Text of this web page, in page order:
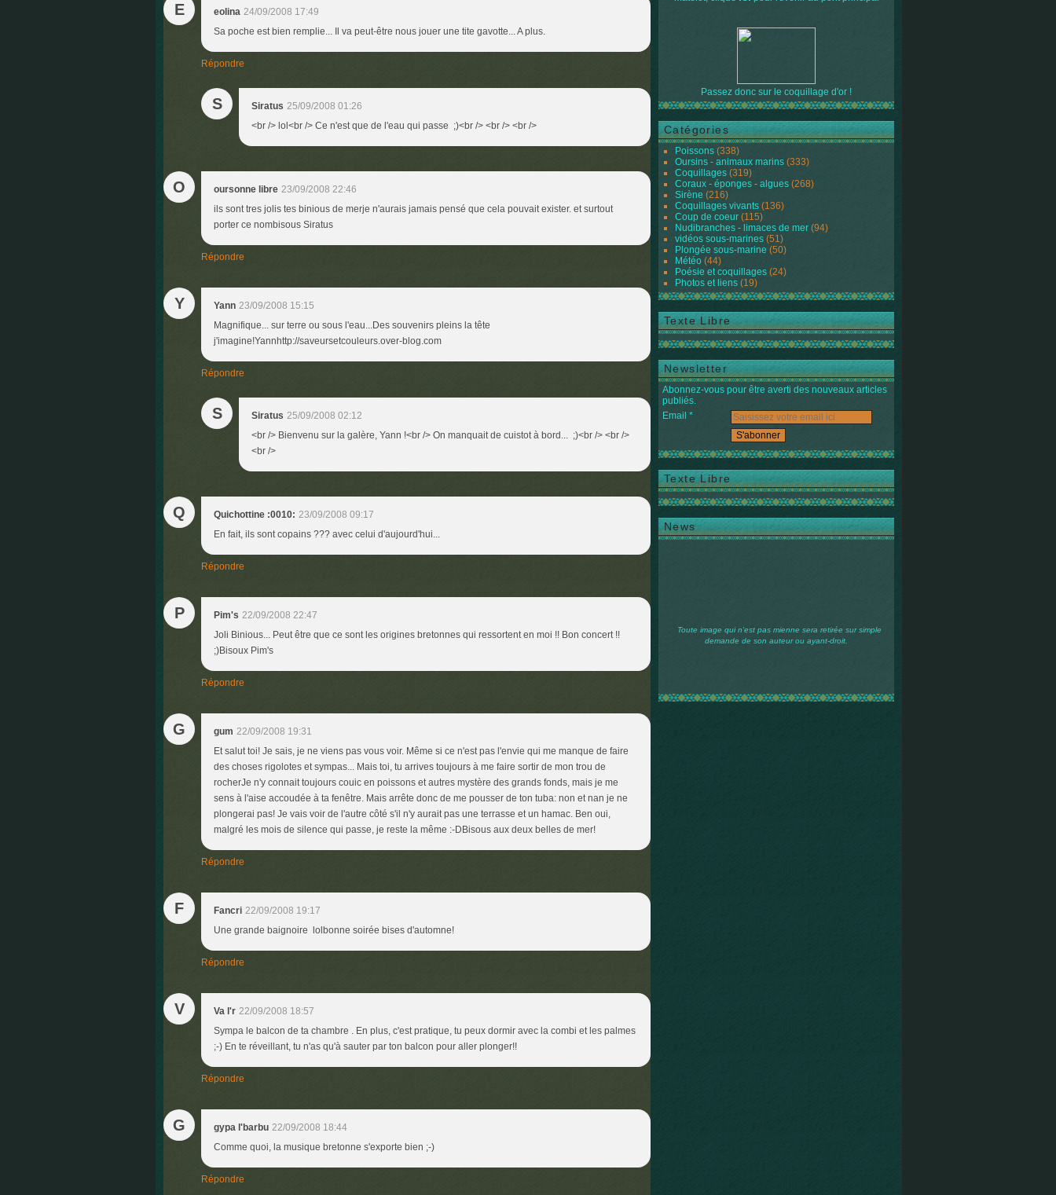
E eolina 24/09/2008 17:49
Sa poche est bien remplie... Il va peut-être nous jouer une tite gavotte... A plus.
Répondre
S Siratus 25/09/2008 01:26
<br /> lol<br /> Ce n'est que de l'eau qui passe ;)<br /> <br /> <br />
O oursonne libre 23/09/2008 22:46
ils sont tres jolis tes binious de merje n'aurais jamais pensé que cela pouvait exister. et surtout
porter ce nombisous Siratus
Répondre
Y Yann 23/09/2008 15:15
Magnifique... sur terre ou sous l'eau...Des souvenirs pleins la tête
j'imagine!Yannhttp://saveursetcouleurs.over-blog.com
Répondre
S Siratus 25/09/2008 02:12
<br /> Bienvenu sur la galère, Yann !<br /> On manquait de cuistot à bord... ;)<br /> <br />
<br />
Q Quichottine :0010: 23/09/2008 09:17
En fait, ils sont copains ??? avec celui d'aujourd'hui...
Répondre
P Pim's 22/09/2008 22:47
Joli Binious... Peut être que ce sont les origines bretonnes qui ressortent en moi !! Bon concert !!
;)Bisoux Pim's
Répondre
G gum 22/09/2008 19:31
Et salut toi! Je sais, je ne viens pas vous voir. Même si ce n'est pas l'envie qui me manque de faire
des choses rigolotes et sympas... Mais toi, tu arrives toujours à me faire sortir de mon trou de
rocherJe n'y connait toujours couic en poissons et autres mystère des grands fonds, mais je me
sens à l'aise accoudée à ta fenêtre. Mais arrête donc de me pousser de ton tuba: non et nan je ne
plongerai pas! Je vais voir de l'autre côté s'il n'y aurait pas une terrasse et un hamac. Ben oui,
malgré les mois de silence qui passe, je reste la même :-DBisous aux deux belles de mer!
Répondre
F Fancri 22/09/2008 19:17
Une grande baignoire lolbonne soirée bises d'automne!
Répondre
V Va l'r 22/09/2008 18:57
Sympa le balcon de ta chambre . En plus, c'est pratique, tu peux dormir avec la combi et les palmes
;-) En te réveillant, tu n'as qu'à sauter par ton balcon pour aller plonger!!
Répondre
G gypa l'barbu 22/09/2008 18:44
Comme quoi, la musique bretonne s'exporte bien ;-)
Répondre
Passez donc sur le coquillage d'or !
Catégories
Poissons (338)
Oursins - animaux marins (333)
Coquillages (319)
Coraux - éponges - algues (268)
Sirène (216)
Coquillages vivants (136)
Coup de coeur (115)
Nudibranches - limaces de mer (94)
vidéos sous-marines (51)
Plongée sous-marine (50)
Météo (44)
Poésie et coquillages (24)
Photos et liens (19)
Texte Libre
Newsletter
Abonnez-vous pour être averti des nouveaux articles
publiés.
Email
Texte Libre
News
Toute image qui n'est pas mienne sera retirée sur simple
demande de son auteur ou ayant-droit.